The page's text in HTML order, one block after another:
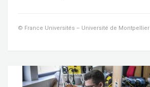
© France Universités – Université de Montpellier